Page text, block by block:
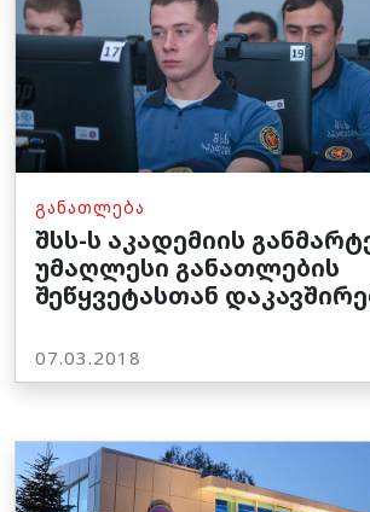
ᲒᲐᲜᲐᲗᲚᲔᲑᲐ
შსს-ს აკადემიის
უმაღლესი განათლების
შეწყვეტასთან
07.03.2018